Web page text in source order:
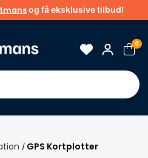
og få eksklusive tilbud!
0
guider
/ GPS Kortplotter